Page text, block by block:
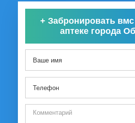
+ Забронировать
аптеке города